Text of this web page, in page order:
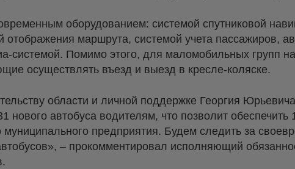
оборудованием: системой спутниковой
отображения маршрута, системой учета пассажиров,
системой. Помимо этого, для маломобильных групп
осуществлять въезд и выезд в кресле-коляске.
области и личной поддержке Георгия
нового автобуса водителям, что позволит
муниципального предприятия. Будем следить за
– прокомментировал исполняющий